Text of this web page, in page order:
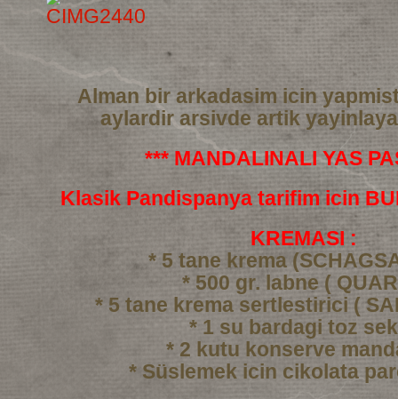
Alman bir arkadasim icin
aylardir arsivde artik
*** MANDALINALI YAS
Klasik Pandispanya tarifim icin
KREMASI :
* 5 tane krema
* 500 gr. labne (
* 5 tane krema sertlestirici (
* 1 su bardagi toz
* 2 kutu konserve
* Süslemek icin cikolata